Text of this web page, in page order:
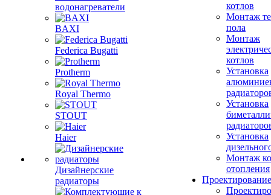
водонагреватели
BAXI
Federica Bugatti
Protherm
Royal Thermo
STOUT
Haier
Дизайнерские
радиаторы
котлов
Монтаж
пола
Монтаж
котлов
Установка
Установка
Установка
Монтаж
отопления
Проектирование